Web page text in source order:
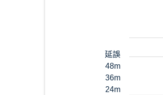
延誤
48m
36m
24m